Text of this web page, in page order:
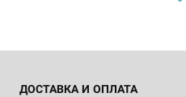
ДОСТАВКА И ОПЛАТА